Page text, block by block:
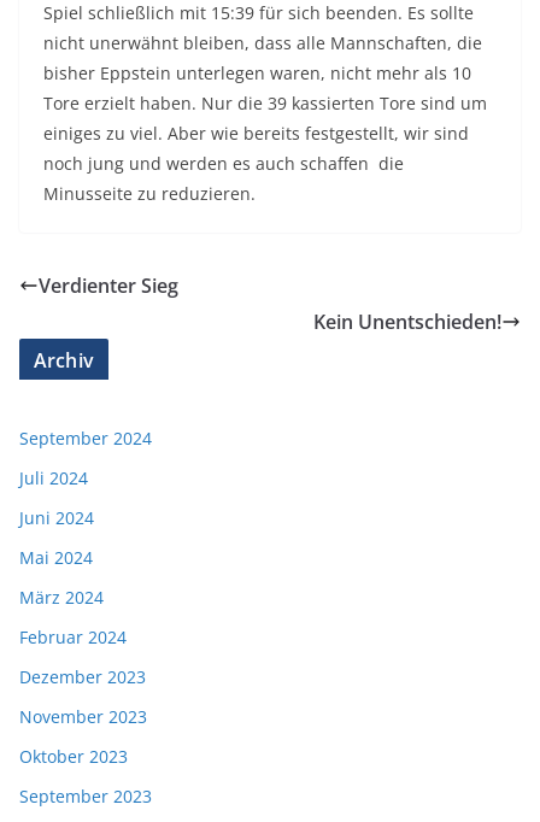
Spiel schließlich mit 15:39 für sich beenden. Es sollte
nicht unerwähnt bleiben, dass alle Mannschaften, die
bisher Eppstein unterlegen waren, nicht mehr als 10
Tore erzielt haben. Nur die 39 kassierten Tore sind um
einiges zu viel. Aber wie bereits festgestellt, wir sind
noch jung und werden es auch schaffen die
Minusseite zu reduzieren.
Verdienter Sieg
Kein Unentschieden!
Archiv
September 2024
Juli 2024
Juni 2024
Mai 2024
März 2024
Februar 2024
Dezember 2023
November 2023
Oktober 2023
September 2023